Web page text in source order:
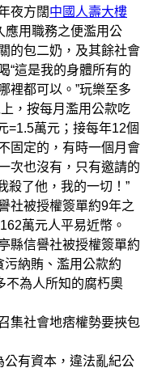
夜方闊中國人壽大樓
應用職務之便濫用公
的包二奶，及其餘社會
“這是我的身體所有的
裡都可以。”玩樂至多
，按每月濫用公款吃
=1.5萬元；接每年12個
固定的，有時一個月會
次也沒有，只有邀請的
殺了他，我的一切！”
社被授權簽單約9年之
萬元人平易近幣。
信譽社被授權簽單約
納賄、濫用公款約
不為人所知的腐朽奧
社會地痞權勢要挾包
有資本，違法亂紀公